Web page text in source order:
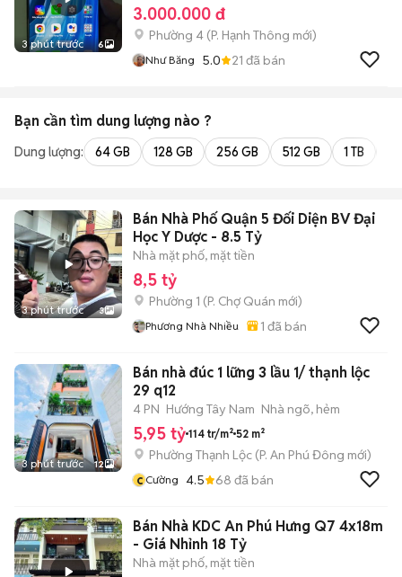
3 phút trước 6
3.000.000 đ
Phường 4 (P. Hạnh Thông mới)
Như Băng 5.0 21 đã bán
Bạn cần tìm dung lượng nào ?
Dung lượng: 64 GB 128 GB 256 GB 512 GB 1 TB
3 phút trước 3
Bán Nhà Phố Quận 5 Đối Diện BV Đại
Học Y Dược - 8.5 Tỷ
Nhà mặt phố, mặt tiền
8,5 tỷ
Phường 1 (P. Chợ Quán mới)
Phương Nhà Nhiều 1 đã bán
3 phút trước 12
Bán nhà đúc 1 lững 3 lầu 1/ thạnh lộc
29 q12
4 PN Hướng Tây Nam Nhà ngõ, hẻm
5,95 tỷ 114 tr/m² 52 m²
Phường Thạnh Lộc (P. An Phú Đông mới)
c Cường 4.5 68 đã bán
Bán Nhà KDC An Phú Hưng Q7 4x18m
- Giá Nhỉnh 18 Tỷ
Nhà mặt phố, mặt tiền